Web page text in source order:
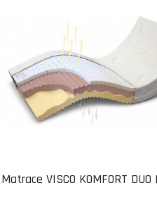
Matrace VISCO KOMFORT DUO